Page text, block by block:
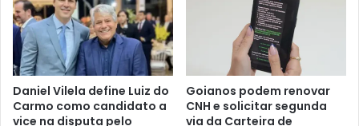
Daniel Vilela define Luiz do
Carmo como candidato a
vice na disputa pelo
Goianos podem renovar
CNH e solicitar segunda
via da Carteira de